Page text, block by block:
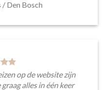
/ Den Bosch
op de website zijn
alles in één keer